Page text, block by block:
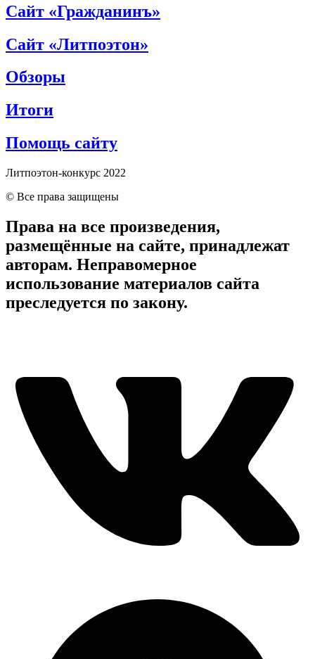
Сайт «Гражданинъ»
Сайт «Литпоэтон»
Обзоры
Итоги
Помощь сайту
Литпоэтон-конкурс 2022
© Все права защищены
Права на все произведения,
размещённые на сайте, принадлежат
авторам. Неправомерное
использование материалов сайта
преследуется по закону.